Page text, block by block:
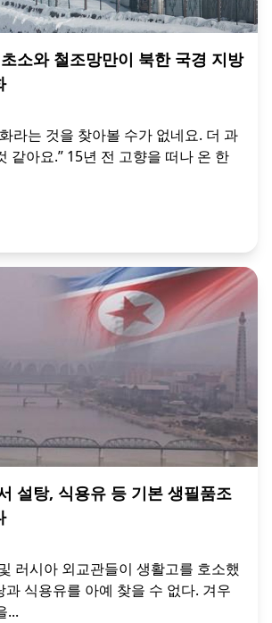
소와 철조망만이 북한 국경 지방
라는 것을 찾아볼 수가 없네요. 더 과
같아요.” 15년 전 고향을 떠나 온 한
설탕, 식용유 등 기본 생필품조
러시아 외교관들이 생활고를 호소했
과 식용유를 아예 찾을 수 없다. 겨우
...